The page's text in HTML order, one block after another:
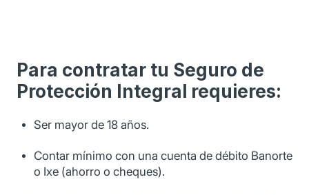
Para contratar tu Seguro de
Protección Integral requieres:
Ser mayor de 18 años.
Contar mínimo con una cuenta de débito Banorte
o Ixe (ahorro o cheques).